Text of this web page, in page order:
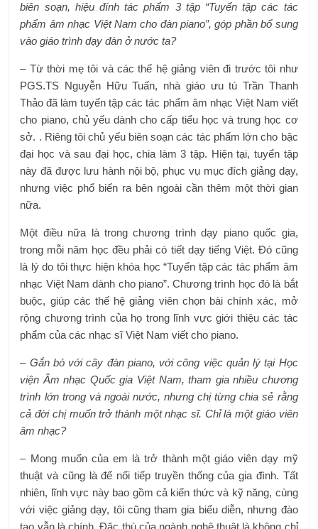
biên soạn, hiệu đính tác phẩm 3 tập “Tuyển tập các tác
phẩm âm nhạc Việt Nam cho đàn piano”, góp phần bổ sung
vào giáo trình dạy đàn ở nước ta?
– Từ thời mẹ tôi và các thế hệ giảng viên đi trước tôi như
PGS.TS Nguyễn Hữu Tuấn, nhà giáo ưu tú Trần Thanh
Thảo đã làm tuyển tập các tác phẩm âm nhạc Việt Nam viết
cho piano, chủ yếu dành cho cấp tiểu học và trung học cơ
sở. . Riêng tôi chủ yếu biên soạn các tác phẩm lớn cho bậc
đại học và sau đại học, chia làm 3 tập. Hiện tại, tuyển tập
này đã được lưu hành nội bộ, phục vụ mục đích giảng dạy,
nhưng việc phổ biến ra bên ngoài cần thêm một thời gian
nữa.
Một điều nữa là trong chương trình dạy piano quốc gia,
trong mỗi năm học đều phải có tiết dạy tiếng Việt. Đó cũng
là lý do tôi thực hiện khóa học “Tuyển tập các tác phẩm âm
nhạc Việt Nam dành cho piano”. Chương trình học đó là bắt
buộc, giúp các thế hệ giảng viên chọn bài chính xác, mở
rộng chương trình của họ trong lĩnh vực giới thiệu các tác
phẩm của các nhạc sĩ Việt Nam viết cho piano.
– Gắn bó với cây đàn piano, với công việc quản lý tại Học
viện Âm nhạc Quốc gia Việt Nam, tham gia nhiều chương
trình lớn trong và ngoài nước, nhưng chị từng chia sẻ rằng
cả đời chị muốn trở thành một nhạc sĩ. Chỉ là một giáo viên
âm nhạc?
– Mong muốn của em là trở thành một giáo viên dạy mỹ
thuật và cũng là để nối tiếp truyền thống của gia đình. Tất
nhiên, lĩnh vực này bao gồm cả kiến ​​thức và kỹ năng, cùng
với việc giảng dạy, tôi cũng tham gia biểu diễn, nhưng đào
tạo vẫn là chính. Đặc thù của ngành nghệ thuật là không chỉ